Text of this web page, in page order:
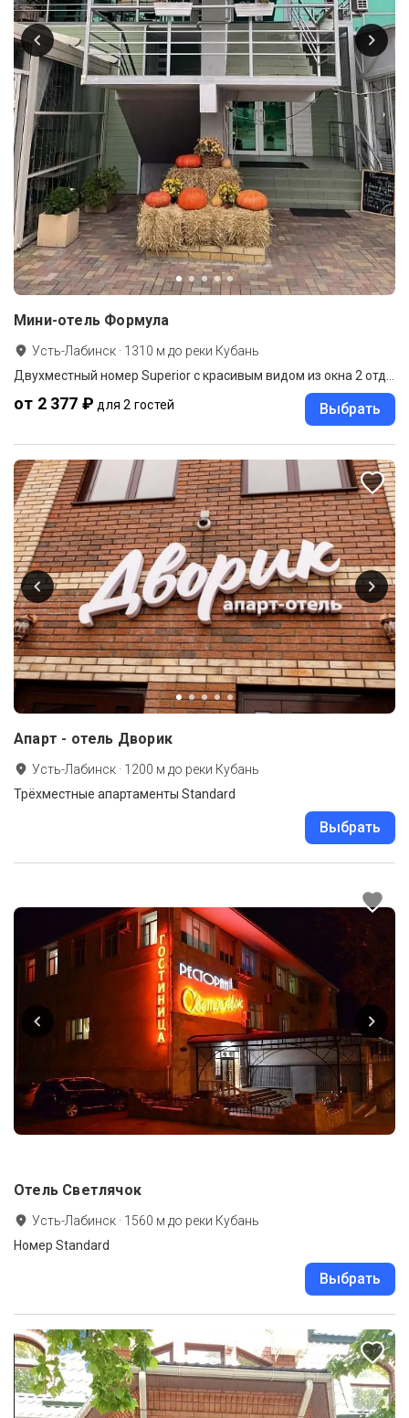
Мини-отель Формула
Усть-Лабинск · 1310 м до реки Кубань
от 2 377 ₽ для 2 гостей Выбрать
Апарт - отель Дворик
Усть-Лабинск · 1200 м до реки Кубань
Трёхместные апартаменты Standard
Выбрать
Отель Светлячок
Усть-Лабинск · 1560 м до реки Кубань
Номер Standard
Выбрать